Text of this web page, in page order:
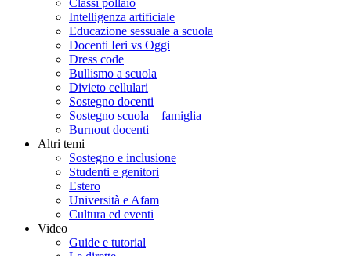
Classi pollaio
Intelligenza artificiale
Educazione sessuale a scuola
Docenti Ieri vs Oggi
Dress code
Bullismo a scuola
Divieto cellulari
Sostegno docenti
Sostegno scuola – famiglia
Burnout docenti
Altri temi
Sostegno e inclusione
Studenti e genitori
Estero
Università e Afam
Cultura ed eventi
Video
Guide e tutorial